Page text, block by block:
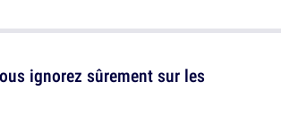
ignorez sûrement sur les